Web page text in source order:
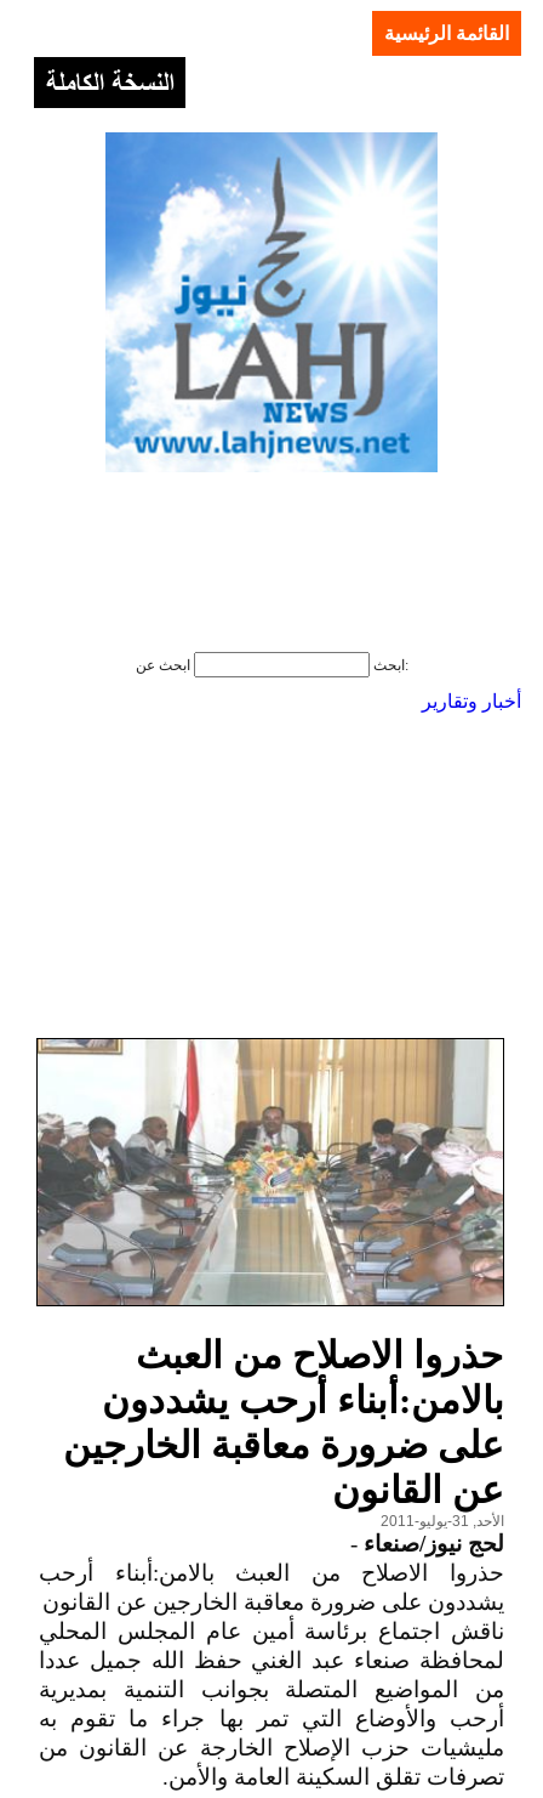
القائمة الرئيسية
ابحث ابحث عن:
أخبار وتقارير
حذروا الاصلاح من العبث
بالامن:أبناء أرحب يشددون
على ضرورة معاقبة الخارجين
عن القانون
الأحد, 31-يوليو-2011
لحج نيوز/صنعاء -
حذروا الاصلاح من العبث بالامن:أبناء أرحب
يشددون على ضرورة معاقبة الخارجين عن القانون
ناقش اجتماع برئاسة أمين عام المجلس المحلي
لمحافظة صنعاء عبد الغني حفظ الله جميل عددا
من المواضيع المتصلة بجوانب التنمية بمديرية
أرحب والأوضاع التي تمر بها جراء ما تقوم به
مليشيات حزب الإصلاح الخارجة عن القانون من
تصرفات تقلق السكينة العامة والأمن.